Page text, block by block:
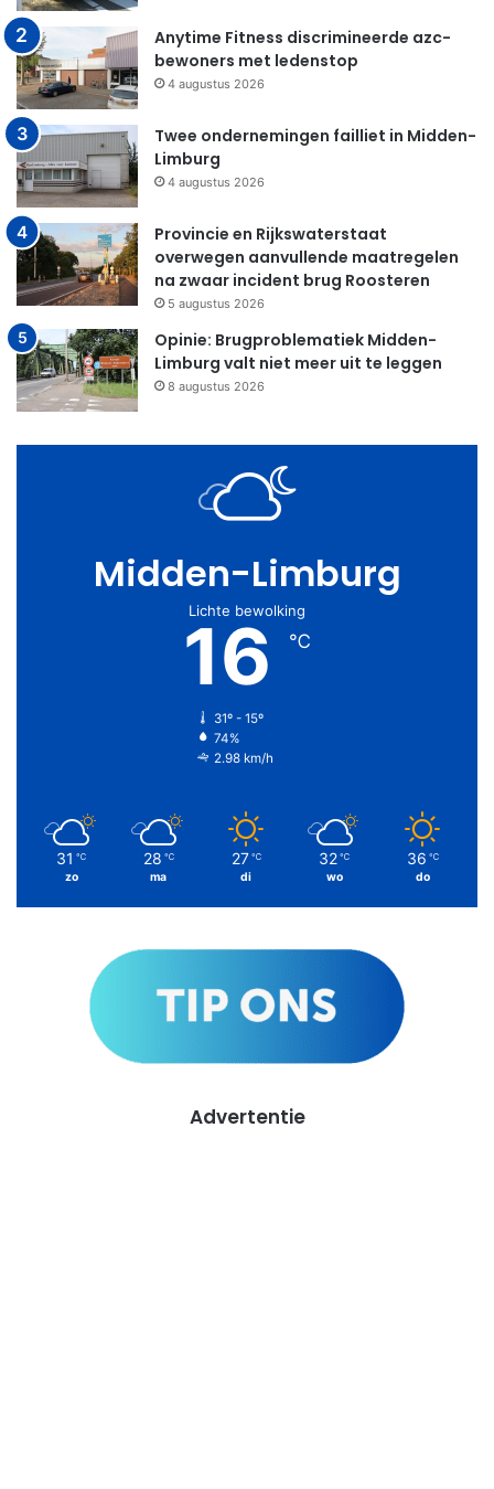
Anytime Fitness discrimineerde azc-
bewoners met ledenstop
4 augustus 2026
Twee ondernemingen failliet in Midden-
Limburg
4 augustus 2026
Provincie en Rijkswaterstaat
overwegen aanvullende maatregelen
na zwaar incident brug Roosteren
5 augustus 2026
Opinie: Brugproblematiek Midden-
Limburg valt niet meer uit te leggen
8 augustus 2026
Midden-Limburg
Lichte bewolking
16 ℃
31º - 15º
74%
2.98 km/h
31 ℃
zo
28 ℃
ma
27 ℃
di
32 ℃
wo
36 ℃
do
Advertentie